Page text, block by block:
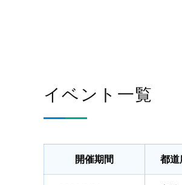
イベント一覧
開催期間 都道